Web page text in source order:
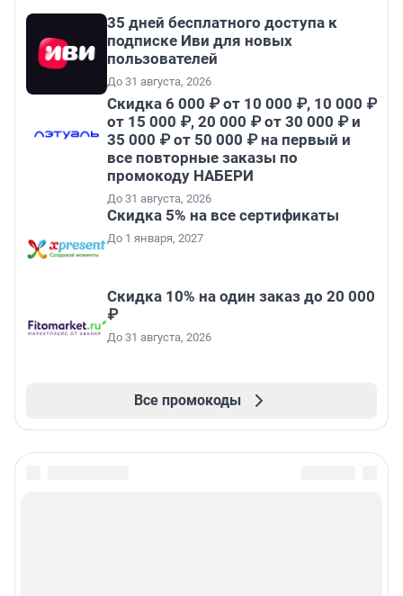
35 дней бесплатного доступа к
подписке Иви для новых
пользователей
До 31 августа, 2026
Скидка 6 000 ₽ от 10 000 ₽, 10 000 ₽
от 15 000 ₽, 20 000 ₽ от 30 000 ₽ и
35 000 ₽ от 50 000 ₽ на первый и
все повторные заказы по
промокоду НАБЕРИ
До 31 августа, 2026
Скидка 5% на все сертификаты
До 1 января, 2027
Скидка 10% на один заказ до 20 000
₽
До 31 августа, 2026
Все промокоды